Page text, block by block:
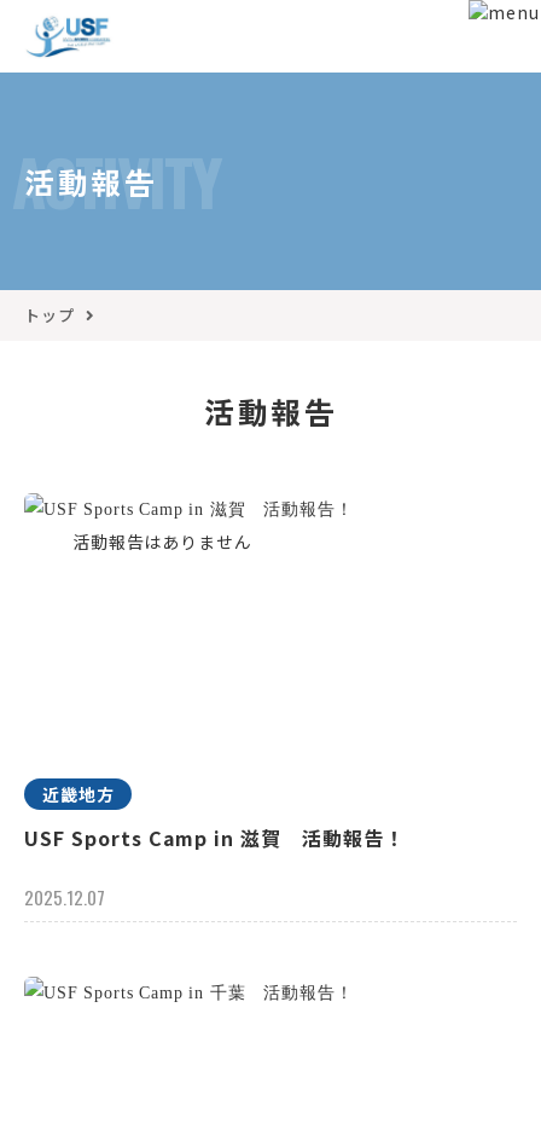
ACTIVITY
活動報告
トップ
活動報告
近畿地方
USF Sports Camp in 滋賀 活動報告！
2025.12.07